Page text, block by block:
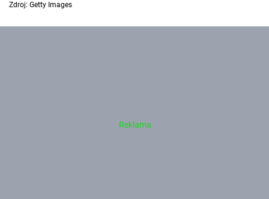
Zdroj: Getty Images